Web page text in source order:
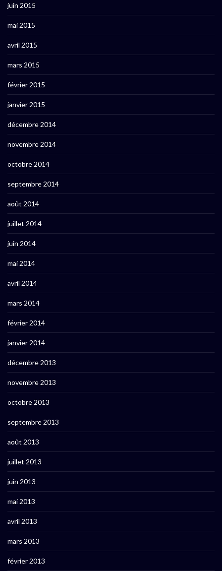
juin 2015
mai 2015
avril 2015
mars 2015
février 2015
janvier 2015
décembre 2014
novembre 2014
octobre 2014
septembre 2014
août 2014
juillet 2014
juin 2014
mai 2014
avril 2014
mars 2014
février 2014
janvier 2014
décembre 2013
novembre 2013
octobre 2013
septembre 2013
août 2013
juillet 2013
juin 2013
mai 2013
avril 2013
mars 2013
février 2013